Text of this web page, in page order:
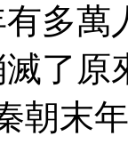
多
了原
朝末